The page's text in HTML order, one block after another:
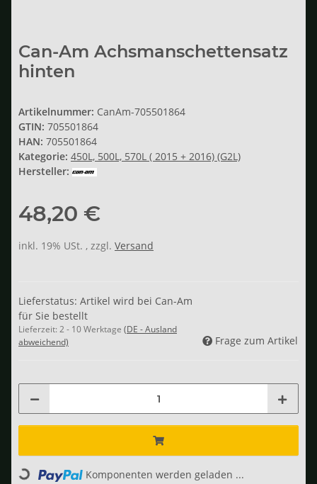
Can-Am Achsmanschettensatz
hinten
Artikelnummer: CanAm-705501864
GTIN: 705501864
HAN: 705501864
Kategorie: 450L, 500L, 570L ( 2015 + 2016) (G2L)
Hersteller:
48,20 €
inkl. 19% USt. , zzgl. Versand
Lieferstatus: Artikel wird bei Can-Am
für Sie bestellt
Lieferzeit: 2 - 10 Werktage (DE - Ausland
abweichend)
Frage zum Artikel
Loading... Komponenten werden geladen ...